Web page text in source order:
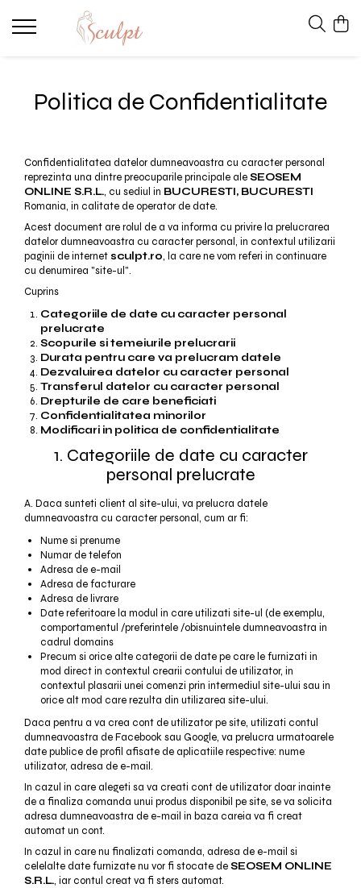
Body modelator
Politica de Confidentialitate
Confidentialitatea datelor dumneavoastra cu caracter personal
reprezinta una dintre preocuparile principale aleSEOSEM
ONLINE S.R.L., cu sediul in BUCURESTI, BUCURESTI
Romania, in calitate de operator de date.
Acest document are rolul de a va informa cu privire la prelucrarea
datelor dumneavoastra cu caracter personal, in contextul utilizarii
paginii de internet sculpt.ro, la care ne vom referi in continuare
cu denumirea "site-ul".
Cuprins
Categoriile de date cu caracter personal
prelucrate
Scopurile si temeiurile prelucrarii
Durata pentru care va prelucram datele
Dezvaluirea datelor cu caracter personal
Transferul datelor cu caracter personal
Drepturile de care beneficiati
Confidentialitatea minorilor
Modificari in politica de confidentialitate
1. Categoriile de date cu caracter
personal prelucrate
A. Daca sunteti client al site-ului, va prelucra datele
dumneavoastra cu caracter personal, cum ar fi:
Nume si prenume
Numar de telefon
Adresa de e-mail
Adresa de facturare
Adresa de livrare
Date referitoare la modul in care utilizati site-ul (de exemplu,
comportamentul /preferintele /obisnuintele dumneavoastra in
cadrul domains
Precum si orice alte categorii de date pe care le furnizati in
mod direct in contextul crearii contului de utilizator, in
contextul plasarii unei comenzi prin intermediul site-ului sau in
orice alt mod care rezulta din utilizarea site-ului.
Daca pentru a va crea cont de utilizator pe site, utilizati contul
dumneavoastra de Facebook sau Google, va prelucra urmatoarele
date publice de profil afisate de aplicatiile respective: nume
utilizator, adresa de e-mail.
In cazul in care alegeti sa va creati cont de utilizator doar inainte
de a finaliza comanda unui produs disponibil pe site, se va solicita
adresa dumneavoastra de e-mail in baza careia va fi creat
automat un cont.
In cazul in care nu finalizati comanda, adresa de e-mail si
celelalte date furnizate nu vor fi stocate deSEOSEM ONLINE
S.R.L., iar contul creat va fi sters automat.